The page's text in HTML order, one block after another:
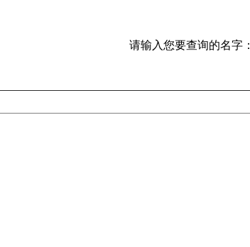
请输入您要查询的名字：